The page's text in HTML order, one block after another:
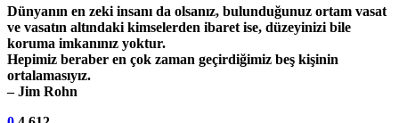
Dünyanın en zeki insanı da olsanız, bulunduğunuz ortam vasat
ve vasatın altındaki kimselerden ibaret ise, düzeyinizi bile
koruma imkanınız yoktur.
Hepimiz beraber en çok zaman geçirdiğimiz beş kişinin
ortalamasıyız.
– Jim Rohn